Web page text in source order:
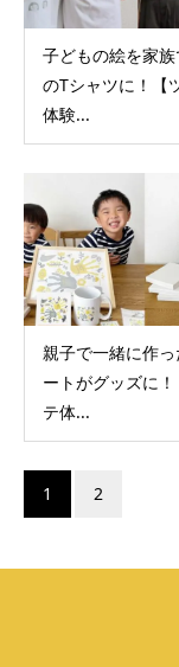
子どもの絵を家
のTシャツに！【
体験...
親子で一緒に作
ートがグッズに
テ体...
1 2